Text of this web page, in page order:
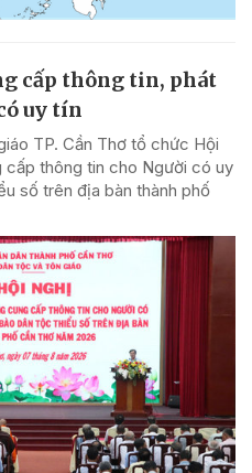
cấp thông tin, phát
uy tín
TP. Cần Thơ tổ chức Hội
cấp thông tin cho Người có uy
số trên địa bàn thành phố